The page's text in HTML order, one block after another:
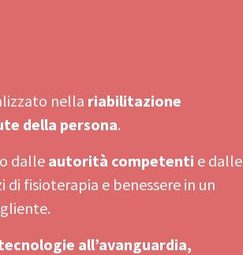
nella riabilitazione
della persona.
dalleautorità competenti e dalle
di fisioterapia e benessere in un
all’avanguardia,